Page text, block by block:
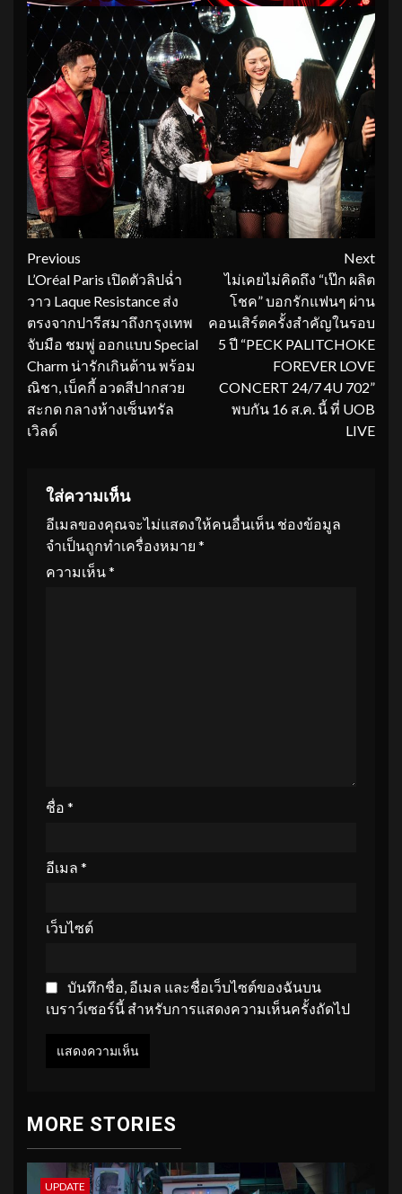
Continue
Reading
Previous
L’Oréal Paris เปิดตัวลิปฉ่ำ
วาว Laque Resistance ส่ง
ตรงจากปารีสมาถึงกรุงเทพ
จับมือ ชมพู่ ออกแบบ Special
Charm น่ารักเกินต้าน พร้อม
ณิชา, เบ็คกี้ อวดสีปากสวย
สะกด กลางห้างเซ็นทรัล
เวิลด์
Next
ไม่เคยไม่คิดถึง “เป๊ก ผลิต
โชค” บอกรักแฟนๆ ผ่าน
คอนเสิร์ตครั้งสำคัญในรอบ
5 ปี “PECK PALITCHOKE
FOREVER LOVE
CONCERT 24/7 4U 702”
พบกัน 16 ส.ค. นี้ ที่ UOB
LIVE
ใส่ความเห็น
อีเมลของคุณจะไม่แสดงให้คนอื่นเห็น ช่องข้อมูล
จำเป็นถูกทำเครื่องหมาย *
ความเห็น*
ชื่อ *
อีเมล *
เว็บไซต์
บันทึกชื่อ, อีเมล และชื่อเว็บไซต์ของฉันบน
เบราว์เซอร์นี้ สำหรับการแสดงความเห็นครั้งถัดไป
MORE STORIES
UPDATE